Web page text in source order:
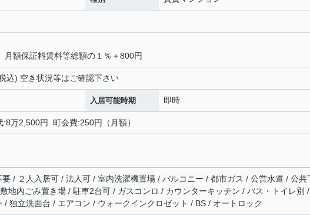
月額保証料賃料等総額の１％＋800円
込) 空き状況等はご確認下さい
入居可能時期 即時
:8万2,500円 町会費:250円（月額）
/ ２人入居可 / 法人可 / 室内洗濯機置場 / バルコニー / 都市ガス / 公営水道 / 公共
地内ごみ置き場 / 駐車2台可 / ガスコンロ / カウンターキッチン / バス・トイレ別
/ 独立洗面台 / エアコン / ウォークインクロゼット / BS / オートロック